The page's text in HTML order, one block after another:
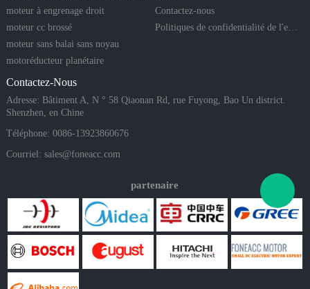
moteur à engrenage droit
moteur cc brossé
moteur sans balai sans noyau
motoréducteur planétaire
Contactez-nous
Politiques de confidentialité de l'entreprise
Contactez-Nous
Adresse: Bâtiment A, N ° 58 Qiaonan Rd, rue Fuyong, Bao Un district.
Shenzhen, en Chine
Téléphone: 0086-13923860676
Courriel: sales@foneacc.com
partenaire